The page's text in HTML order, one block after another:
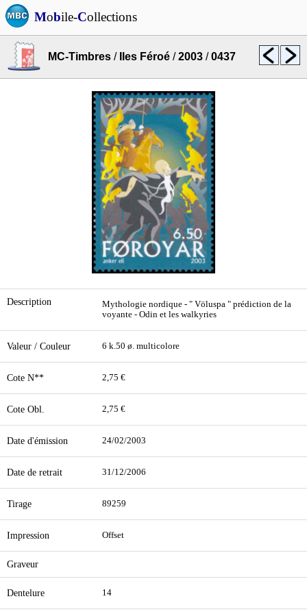
Mobile-Collections
MC-Timbres / Iles Féroé /2003 /0437
Description
Mythologie nordique - " Völuspa " prédiction de la
voyante - Odin et les walkyries
Valeur / Couleur 6 k.50 ø. multicolore
Cote N** 2,75 €
Cote Obl. 2,75 €
Date d'émission 24/02/2003
Date de retrait 31/12/2006
Tirage 89259
Impression Offset
Graveur
Dentelure 14